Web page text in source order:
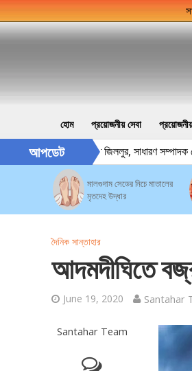
হোম প্রয়োজনীয় সেবা
আপডেট
প্রেসক্লাবের সভাপতি জিললুর, সাধারণ সম্পাদক
মালগুদাম সেডের নিচে মাতালের
মৃতদেহ উদ্ধার
দৈনিক সান্তাহার
আদমদীঘিতে
June 19, 2020 Santahar
Santahar Team